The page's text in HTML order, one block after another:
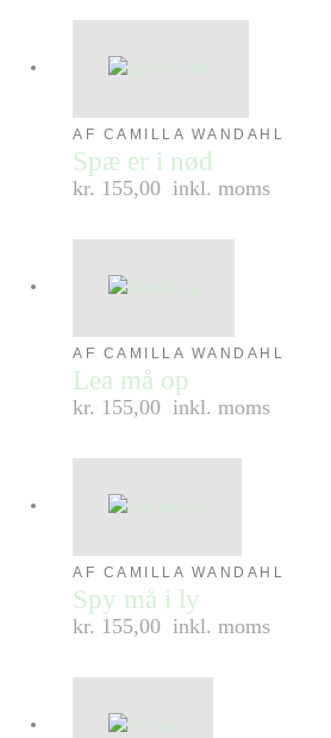
AF CAMILLA WANDAHL
Spæ er i nød
kr. 155,00 inkl. moms
AF CAMILLA WANDAHL
Lea må op
kr. 155,00 inkl. moms
AF CAMILLA WANDAHL
Spy må i ly
kr. 155,00 inkl. moms